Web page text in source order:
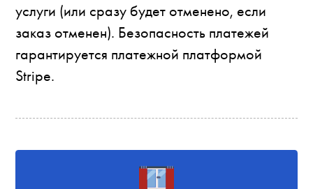
услуги (или сразу будет отменено, если
заказ отменен). Безопасность платежей
гарантируется платежной платформой
Stripe.